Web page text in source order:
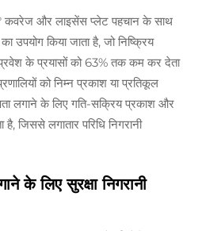
कवरेज और लाइसेंस प्लेट पहचान के साथ
उपयोग किया जाता है, जो निष्क्रिय
के प्रयासों को 63% तक कम कर देता
को निम्न प्रकाश या प्रतिकूल
लगाने के लिए गति-सक्रिय प्रकाश और
जिससे लगातार परिधि निगरानी
के लिए सुरक्षा निगरानी